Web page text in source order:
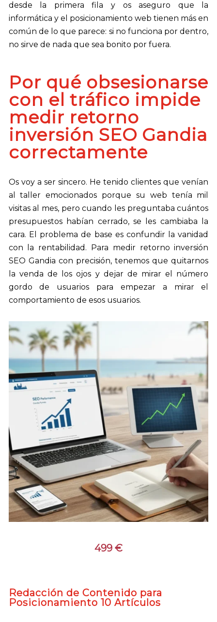
desde la primera fila y os aseguro que la
informática y el posicionamiento web tienen más en
común de lo que parece: si no funciona por dentro,
no sirve de nada que sea bonito por fuera.
Por qué obsesionarse
con el tráfico impide
medir retorno
inversión SEO Gandia
correctamente
Os voy a ser sincero. He tenido clientes que venían
al taller emocionados porque su web tenía mil
visitas al mes, pero cuando les preguntaba cuántos
presupuestos habían cerrado, se les cambiaba la
cara. El problema de base es confundir la vanidad
con la rentabilidad. Para medir retorno inversión
SEO Gandia con precisión, tenemos que quitarnos
la venda de los ojos y dejar de mirar el número
gordo de usuarios para empezar a mirar el
comportamiento de esos usuarios.
499 €
Redacción de Contenido para
Posicionamiento 10 Artículos